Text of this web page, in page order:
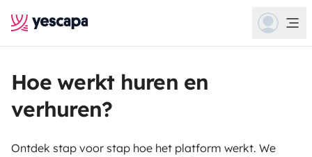
Hoe werkt huren en
verhuren?
Ontdek stap voor stap hoe het platform werkt. We